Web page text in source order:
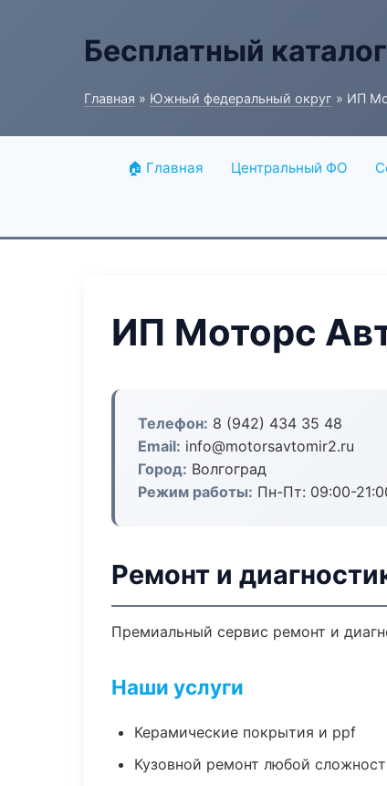
Бесплатный
Главная » Южный федеральный округ » ИП
🏠 Главная Центральный ФО
ИП Моторс
Телефон: 8 (942) 434 35 48
Email: info@motorsavtomir2.ru
Город: Волгоград
Режим работы: Пн-Пт: 09:00-
Ремонт и
Премиальный сервис ремонт и
Наши услуги
Керамические покрытия и ppf
Кузовной ремонт любой